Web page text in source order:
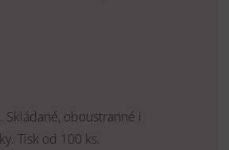
Skládané, oboustranné i
Tisk od 100 ks.